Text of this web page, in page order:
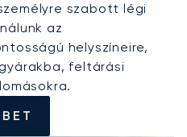
szabott légi
az
helyszíneire,
feltárási